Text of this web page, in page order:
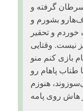
گرفته و
بشورم و
خوردم و تحقیر
نیست. وقتایی
بازی کنم منو
طناب پاهام رو
هنوزم